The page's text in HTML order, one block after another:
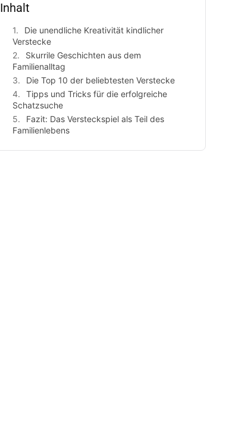
Inhalt
Die unendliche Kreativität kindlicher
Verstecke
Skurrile Geschichten aus dem
Familienalltag
Die Top 10 der beliebtesten Verstecke
Tipps und Tricks für die erfolgreiche
Schatzsuche
Fazit: Das Versteckspiel als Teil des
Familienlebens